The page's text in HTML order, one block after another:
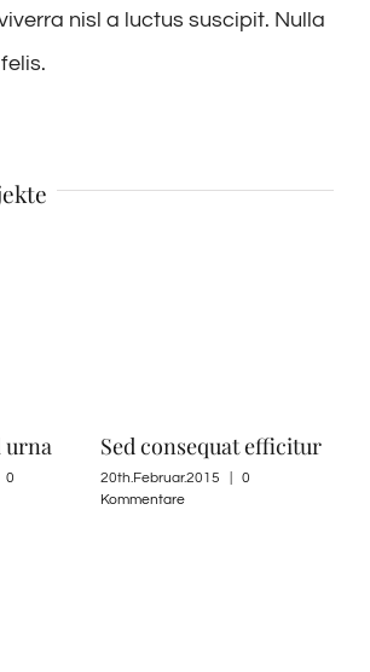
nisl a luctus suscipit. Nulla
urna
0
Sed consequat efficitur
20th.Februar.2015
0
Kommentare